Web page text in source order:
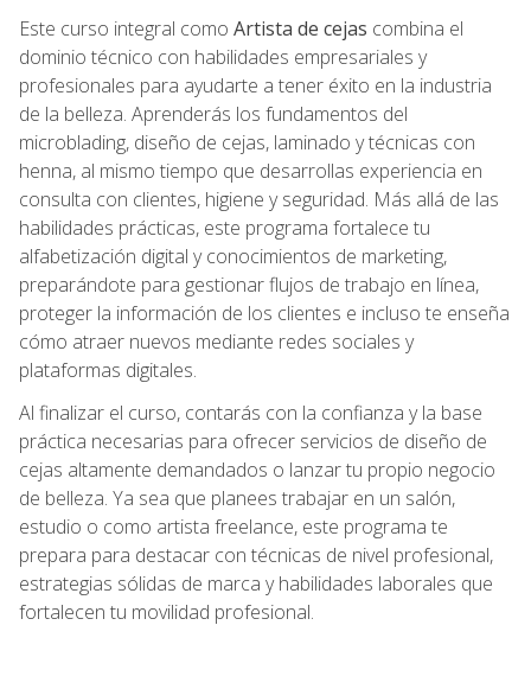
Este curso integral como Artista de cejas combina el
dominio técnico con habilidades empresariales y
profesionales para ayudarte a tener éxito en la industria
de la belleza. Aprenderás los fundamentos del
microblading, diseño de cejas, laminado y técnicas con
henna, al mismo tiempo que desarrollas experiencia en
consulta con clientes, higiene y seguridad. Más allá de las
habilidades prácticas, este programa fortalece tu
alfabetización digital y conocimientos de marketing,
preparándote para gestionar flujos de trabajo en línea,
proteger la información de los clientes e incluso te enseña
cómo atraer nuevos mediante redes sociales y
plataformas digitales.
Al finalizar el curso, contarás con la confianza y la base
práctica necesarias para ofrecer servicios de diseño de
cejas altamente demandados o lanzar tu propio negocio
de belleza. Ya sea que planees trabajar en un salón,
estudio o como artista freelance, este programa te
prepara para destacar con técnicas de nivel profesional,
estrategias sólidas de marca y habilidades laborales que
fortalecen tu movilidad profesional.